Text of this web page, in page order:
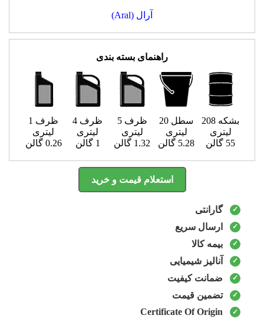
آرال (Aral)
راهنمای بسته بندی
بشکه 208
لیتری
55 گالن
سطل 20
لیتری
5.28 گالن
ظرف 5
لیتری
1.32 گالن
ظرف 4
لیتری
1 گالن
ظرف 1
لیتری
0.26 گالن
استعلام قیمت و خرید
گارانتی
ارسال سریع
بیمه کالا
آنالیز شیمیایی
ضمانت کیفیت
تضمین قیمت
Certificate Of Origin